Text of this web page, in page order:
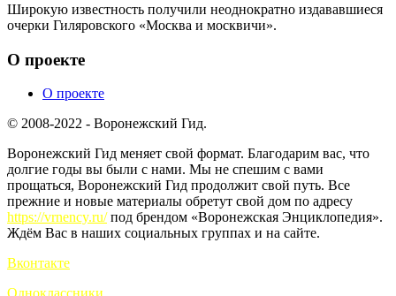
Широкую известность получили неоднократно издававшиеся
очерки Гиляровского «Москва и москвичи».
О проекте
О проекте
© 2008-2022 - Воронежский Гид.
Воронежский Гид меняет свой формат. Благодарим вас, что
долгие годы вы были с нами. Мы не спешим с вами
прощаться, Воронежский Гид продолжит свой путь. Все
прежние и новые материалы обретут свой дом по адресу
https://vrnency.ru/под брендом «Воронежская Энциклопедия».
Ждём Вас в наших социальных группах и на сайте.
Вконтакте